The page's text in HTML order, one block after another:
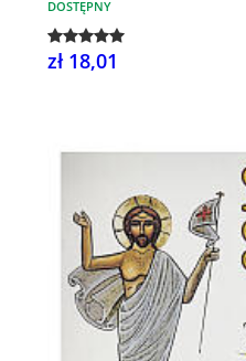
DOSTĘPNY
zł 18,01